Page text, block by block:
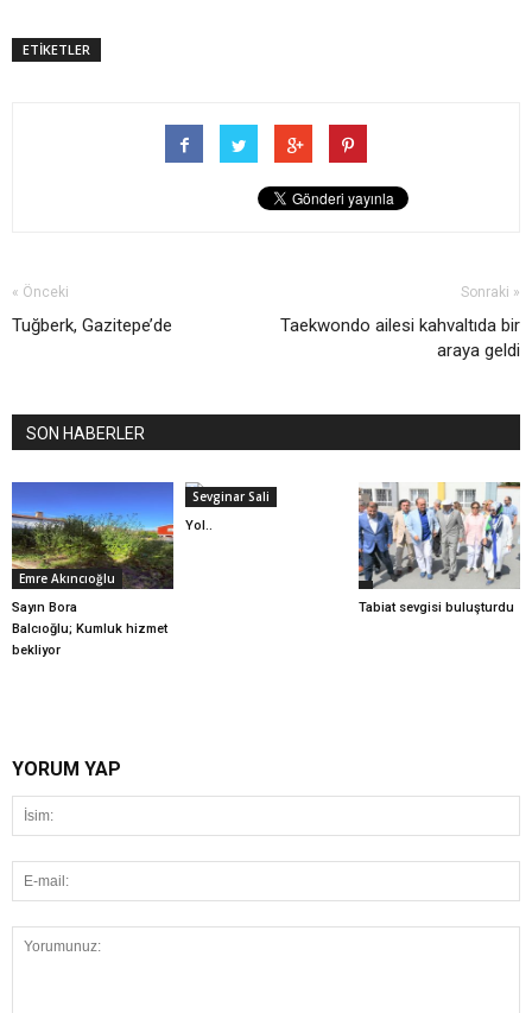
ETİKETLER
« Önceki
Tuğberk, Gazitepe’de
Sonraki »
Taekwondo ailesi kahvaltıda bir
araya geldi
SON HABERLER
Emre Akıncıoğlu
Sayın Bora
Balcıoğlu; Kumluk hizmet
bekliyor
Sevginar Sali
Yol..
Tabiat sevgisi buluşturdu
YORUM YAP